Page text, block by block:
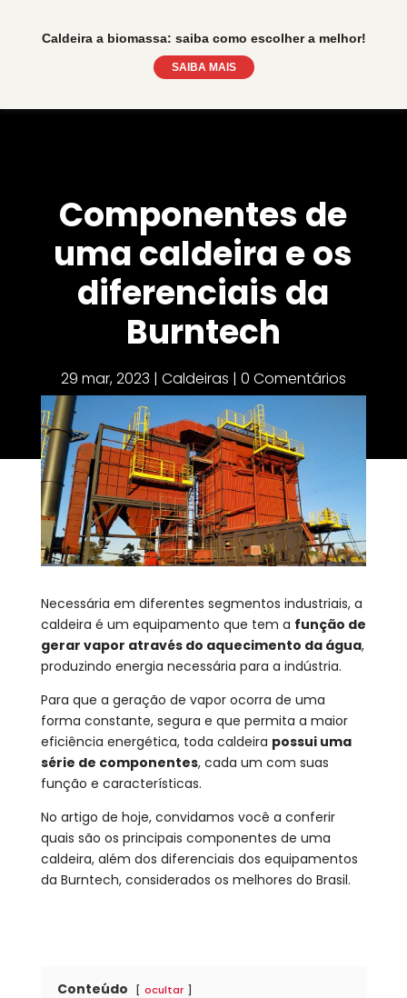
Caldeira a biomassa: saiba como escolher a melhor!
SAIBA MAIS
Componentes de
uma caldeira e os
diferenciais da
Burntech
29 mar, 2023 | Caldeiras | 0 Comentários
Necessária em diferentes segmentos industriais, a
caldeira é um equipamento que tem a função de
gerar vapor através do aquecimento da água,
produzindo energia necessária para a indústria.
Para que a geração de vapor ocorra de uma
forma constante, segura e que permita a maior
eficiência energética, toda caldeira possui uma
série de componentes, cada um com suas
função e características.
No artigo de hoje, convidamos você a conferir
quais são os principais componentes de uma
caldeira, além dos diferenciais dos equipamentos
da Burntech, considerados os melhores do Brasil.
Conteúdo ocultar